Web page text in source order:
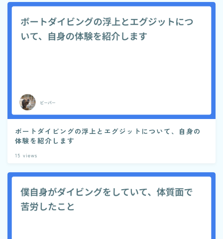
ボートダイビングの浮上とエグジットについて、自身の
体験を紹介します
15 views